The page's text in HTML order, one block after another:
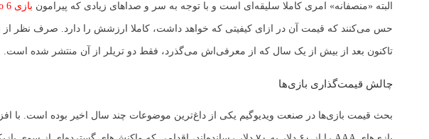
البته «منصفانه» امری کاملا سلیقه‌ای است و با توجه به سر و صداهای زیادی که پیرامون بازی Grand Theft Auto 6
حس می‌کنند که قیمت آن در ازای کیفیتی که خواهد داشت، کاملا ارزشش را دارد. صرف نظر از این
تاکنون بعد از بیش از یک سال که از معرفی‌اش می‌گذرد، فقط دو تریلر از آن منتشر شده است.
چالش قیمت‌گذاری بازی‌ها
بحث قیمت بازی‌ها در صنعت ویدیوگیم یکی از داغ‌ترین موضوعات چند سال اخیر بوده است. با